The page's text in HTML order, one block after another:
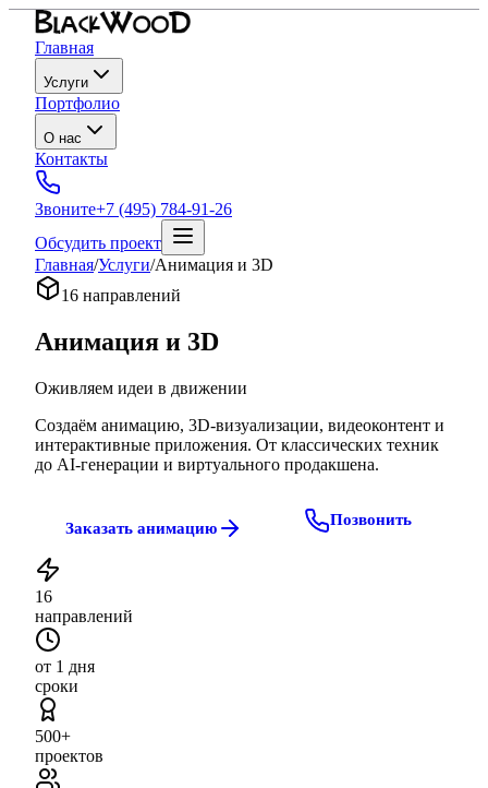
Главная
Услуги
Портфолио
О нас
Контакты
Звоните+7 (495) 784-91-26
Обсудить проект
Главная/Услуги/Анимация и 3D
16 направлений
Анимация и 3D
Оживляем идеи в движении
Создаём анимацию, 3D-визуализации, видеоконтент и
интерактивные приложения. От классических техник
до AI-генерации и виртуального продакшена.
Заказать анимацию Позвонить
16
направлений
от 1 дня
сроки
500+
проектов